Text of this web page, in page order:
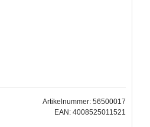
Artikelnummer: 56500017
EAN: 4008525011521